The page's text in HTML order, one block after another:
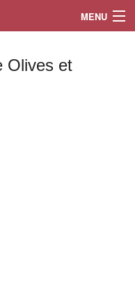
MENU
Olives et